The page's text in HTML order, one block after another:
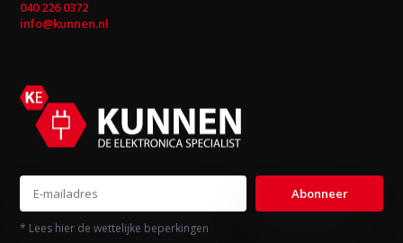
040 226 0372
info@kunnen.nl
Abonneer
* Lees hier de wettelijke beperkingen